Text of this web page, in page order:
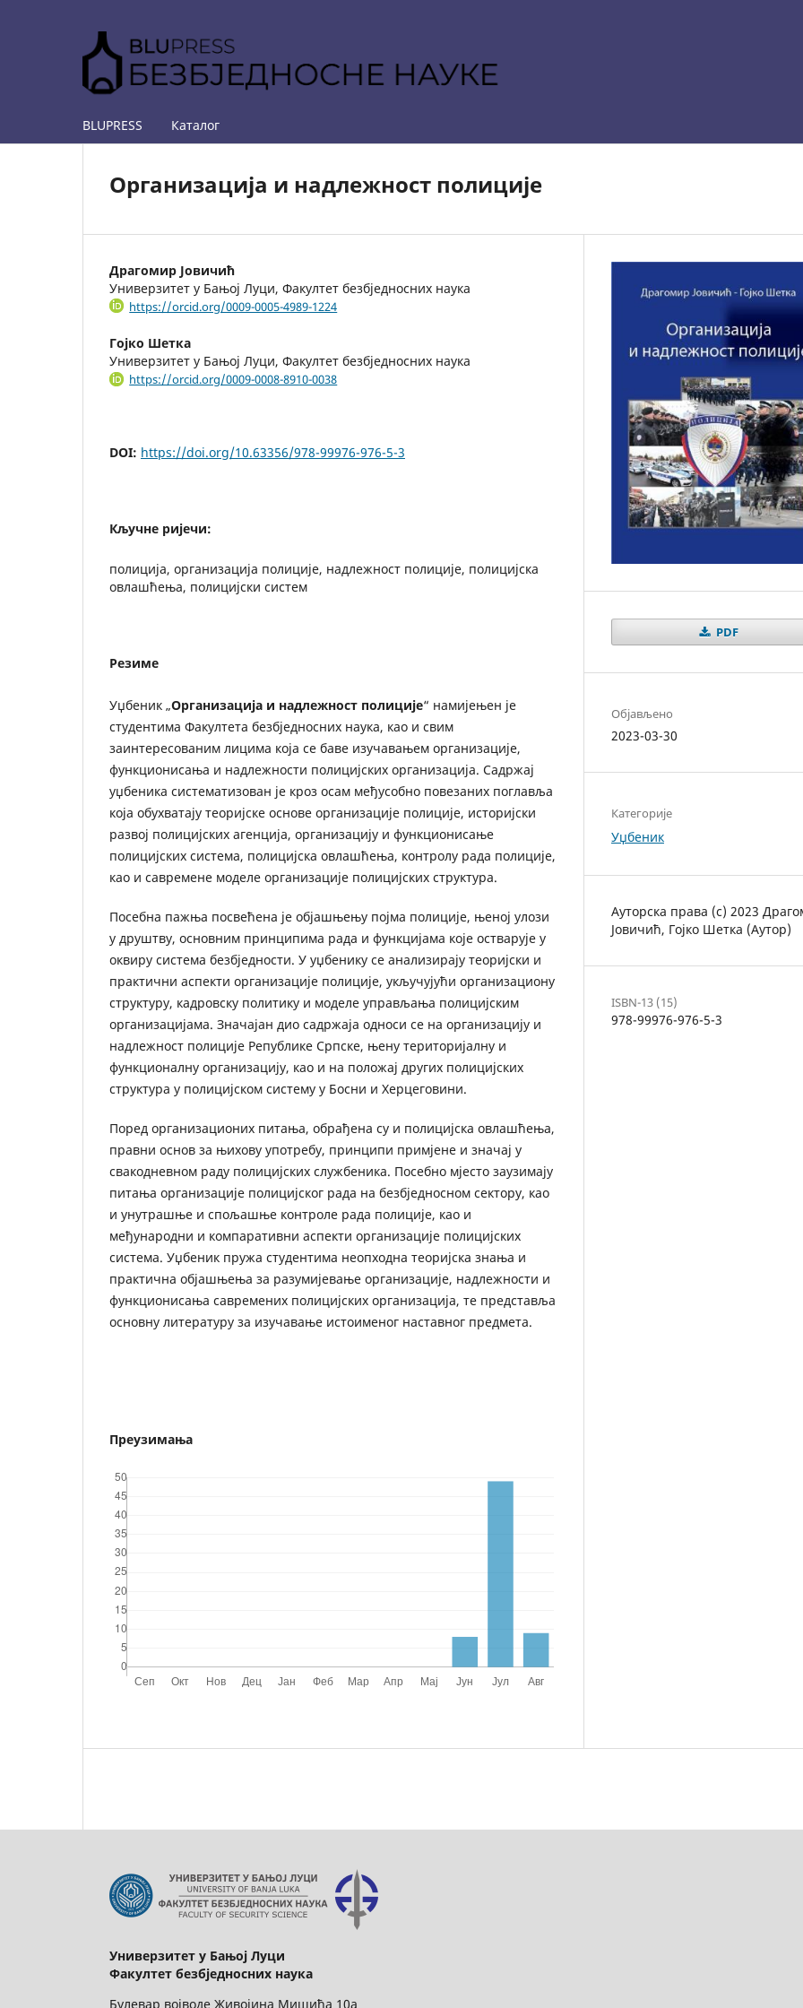
BLUPRESS Каталог
Организација и надлежност полиције
Драгомир Јовичић
Универзитет у Бањој Луци, Факултет безбједносних наука
https://orcid.org/0009-0005-4989-1224
Гојко Шетка
Универзитет у Бањој Луци, Факултет безбједносних наука
https://orcid.org/0009-0008-8910-0038
DOI: https://doi.org/10.63356/978-99976-976-5-3
Кључне ријечи:
полиција, организација полиције, надлежност полиције, полицијска
овлашћења, полицијски систем
Резиме
Уџбеник „Организација и надлежност полиције“ намијењен је
студентима Факултета безбједносних наука, као и свим
заинтересованим лицима која се баве изучавањем организације,
функционисања и надлежности полицијских организација. Садржај
уџбеника систематизован је кроз осам међусобно повезаних поглавља
која обухватају теоријске основе организације полиције, историјски
развој полицијских агенција, организацију и функционисање
полицијских система, полицијска овлашћења, контролу рада полиције,
као и савремене моделе организације полицијских структура.
Посебна пажња посвећена је објашњењу појма полиције, њеној улози
у друштву, основним принципима рада и функцијама које остварује у
оквиру система безбједности. У уџбенику се анализирају теоријски и
практични аспекти организације полиције, укључујући организациону
структуру, кадровску политику и моделе управљања полицијским
организацијама. Значајан дио садржаја односи се на организацију и
надлежност полиције Републике Српске, њену територијалну и
функционалну организацију, као и на положај других полицијских
структура у полицијском систему у Босни и Херцеговини.
Поред организационих питања, обрађена су и полицијска овлашћења,
правни основ за њихову употребу, принципи примјене и значај у
свакодневном раду полицијских службеника. Посебно мјесто заузимају
питања организације полицијског рада на безбједносном сектору, као
и унутрашње и спољашње контроле рада полиције, као и
међународни и компаративни аспекти организације полицијских
система. Уџбеник пружа студентима неопходна теоријска знања и
практична објашњења за разумијевање организације, надлежности и
функционисања савремених полицијских организација, те представља
основну литературу за изучавање истоименог наставног предмета.
Преузимања
PDF
Објављено
2023-03-30
Категорије
Уџбеник
Ауторска права (c) 2023
Јовичић, Гојко Шетка (Аутор)
ISBN-13 (15)
978-99976-976-5-3
Универзитет у Бањој Луци
Факултет безбједносних наука
Булевар војводе Живојина Мишића 10а